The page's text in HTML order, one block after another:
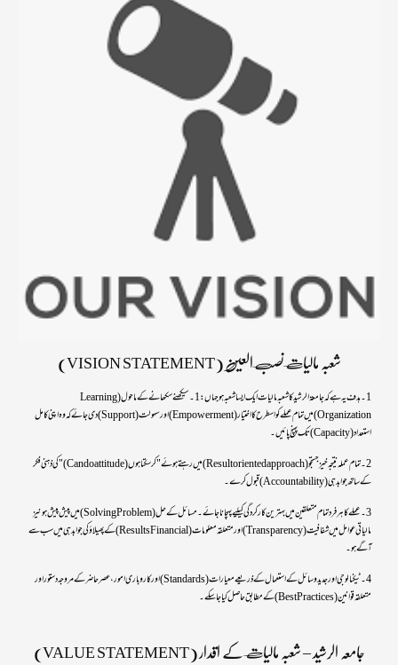
شعبہ مالیات نصب العین (VISION STATEMENT)
1۔ ہدف یہ ہے کہ جامعۃ الرشید کا شعبہ مالیات ایک ایسا شعبہ ہو جہاں: 1۔ سیکھنے سکھانے کے ماحول (Learning
Organization)میں تمام عملے کو اسطرح کا اختیار(Empowerment) اور سہولت(Support) دی جائے کہ وہ اپنی کامل
استعداد(Capacity) تک پہنچ پائیں۔
2۔ تمام عملہ نتیجہ خیز جستجو (Result oriented approach) میں رہتے ہوئے "کرسکتا ہوں (Can do attitude)" کی ذہنی فکر
کے ساتھ جوابدہی (Accountability)قبول کرے۔
3۔ عملے کا ہر فرد تمام متعلقین میں بہترین کارکردگی کیلیے پہچانا جائے۔ مسائل کے حل(Solving Problem) میں پیش پیش ہو نیز
مالیاتی عوامل میں شفافیت(Transparency) اور متعلقہ معلومات(Results Financial ) کے پھیلاؤکی جوابدہی میں سب سے
آگے ہو ۔
4۔ ٹیکنالوجی اور جدید وسائل کے استعمال کے ذریعے معیارات(Standards) اور کاروباری امور،عصر حاضر کے مروجہ دستور اور
متعلقہ قوانین (Best Practices) کے مطابق حاصل کیا جاسکے۔
جامعہ الرشید – شعبہ مالیات کے اقدار (VALUE STATEMENT)